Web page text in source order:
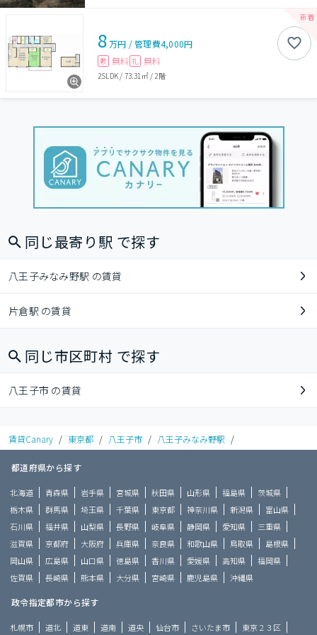
8万円 /管理費4,000円
敷 無料 礼 無料
2SLDK / 73.31㎡/ 2階
同じ最寄り駅 で探す
八王子みなみ野駅 の賃貸
片倉駅 の賃貸
同じ市区町村 で探す
八王子市 の賃貸
賃貸Canary / 東京都 / 八王子市 / 八王子みなみ野駅 /
都道府県から探す
北海道 青森県 岩手県 宮城県 秋田県 山形県 福島県
茨城県
栃木県
群馬県 埼玉県 千葉県 東京都 神奈川県 新潟県
富山県
石川県
福井県 山梨県 長野県 岐阜県 静岡県 愛知県
三重県
滋賀県
京都府 大阪府 兵庫県 奈良県 和歌山県 鳥取県
島根県
岡山県
広島県 山口県 徳島県 香川県 愛媛県 高知県
福岡県
佐賀県
長崎県 熊本県 大分県 宮崎県 鹿児島県 沖縄県
政令指定都市から探す
札幌市 道北 道東 道南 道央 仙台市 さいたま市 東京２３区